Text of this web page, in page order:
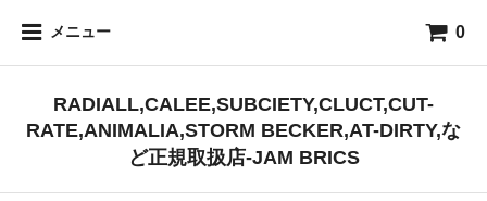
メニュー 0
RADIALL,CALEE,SUBCIETY,CLUCT,CUT-
RATE,ANIMALIA,STORM BECKER,AT-DIRTY,な
ど正規取扱店-JAM BRICS